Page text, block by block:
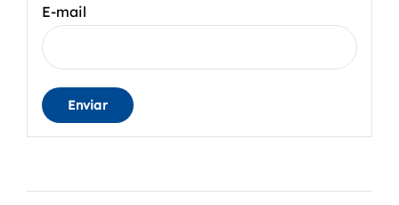
E-mail